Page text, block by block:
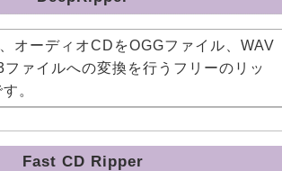
オーディオCDをOGGファイル、WAV
ァイルへの変換を行うフリーのリッ
。
Fast CD Ripper